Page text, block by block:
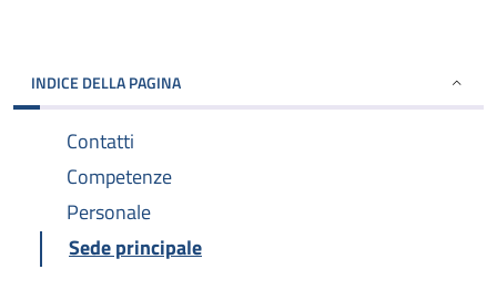
INDICE DELLA PAGINA
Contatti
Competenze
Personale
Sede principale